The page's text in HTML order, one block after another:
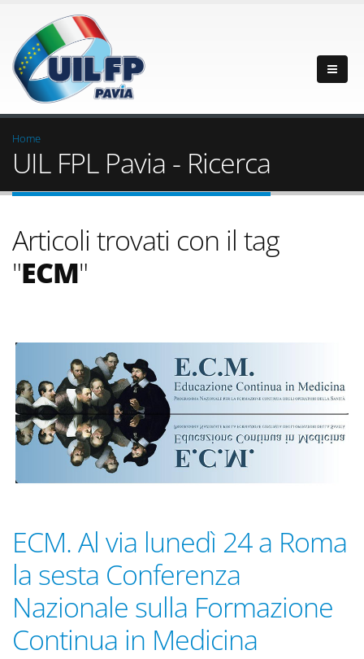
Home
UIL FPL Pavia - Ricerca
Articoli trovati con il tag
"ECM"
ECM. Al via lunedì 24 a Roma
la sesta Conferenza
Nazionale sulla Formazione
Continua in Medicina